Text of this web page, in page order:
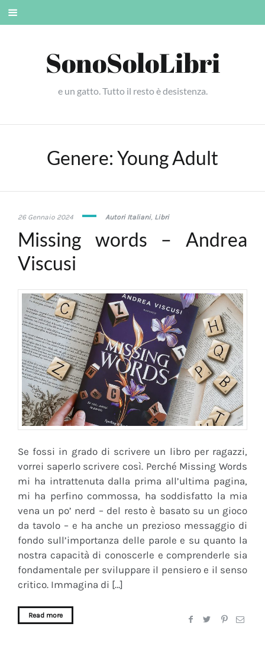
Skip
SonoSoloLibri
e un gatto. Tutto il resto è desistenza.
Genere: Young Adult
26 Gennaio 202416
Autori Italiani, Libri
Missing words – Andrea
Viscusi
Se fossi in grado di scrivere un libro per ragazzi,
vorrei saperlo scrivere così. Perché Missing Words
mi ha intrattenuta dalla prima all’ultima pagina,
mi ha perfino commossa, ha soddisfatto la mia
vena un po’ nerd – del resto è basato su un gioco
da tavolo – e ha anche un prezioso messaggio di
fondo sull’importanza delle parole e su quanto la
nostra capacità di conoscerle e comprenderle sia
fondamentale per sviluppare il pensiero e il senso
critico. Immagina di […]
Read more